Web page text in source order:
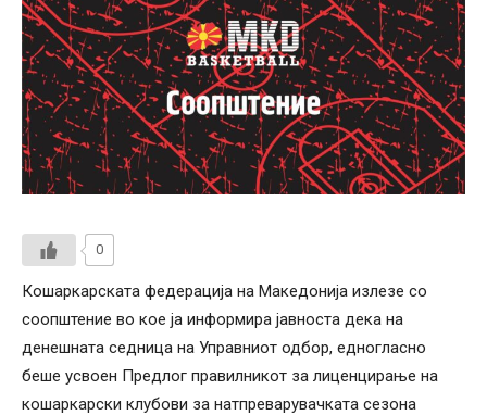
0
Кошаркарската федерација на Македонија излезе со
соопштение во кое ја информира јавноста дека на
денешната седница на Управниот одбор, едногласно
беше усвоен Предлог правилникот за лиценцирање на
кошаркарски клубови за натпреварувачката сезона